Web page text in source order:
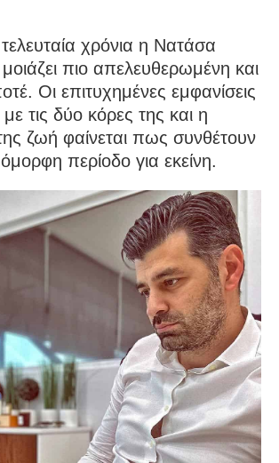
χρόνια η Νατάσα
πιο απελευθερωμένη και
Οι επιτυχημένες εμφανίσεις
τις δύο κόρες της και η
ζωή φαίνεται πως συνθέτουν
όμορφη περίοδο για εκείνη.